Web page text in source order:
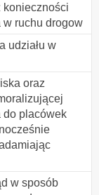
konieczności
w ruchu drogow
udziału w
oraz
do placówek
w sposób